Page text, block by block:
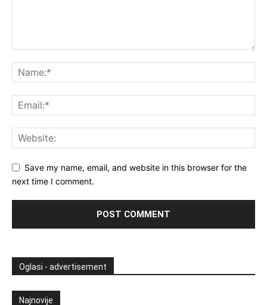
Save my name, email, and website in this browser for the
next time I comment.
Oglasi - advertisement
Najnovije